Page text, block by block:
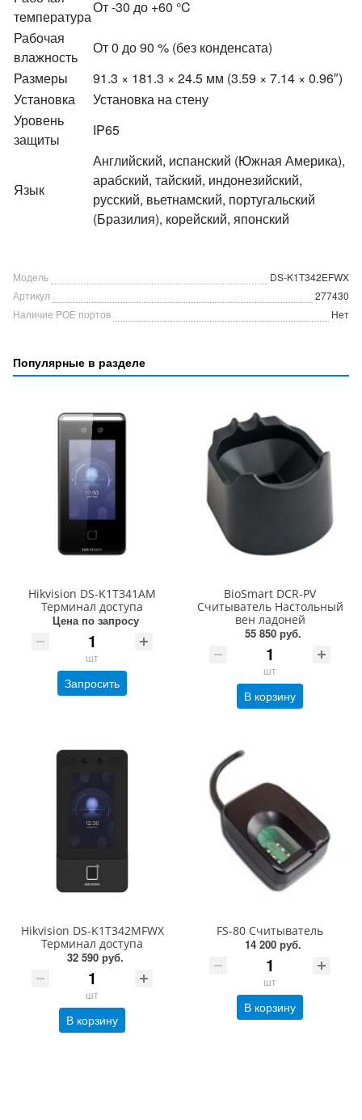
температура
От -30 до +60 °C
Рабочая
влажность
От 0 до 90 % (без конденсата)
Размеры
91.3 × 181.3 × 24.5 мм (3.59 × 7.14 × 0.96″)
Установка
Установка на стену
Уровень
защиты
IP65
Язык
Английский, испанский (Южная Америка),
арабский, тайский, индонезийский,
русский, вьетнамский, португальский
(Бразилия), корейский, японский
Модель
DS-K1T342EFWX
Артикул
277430
Наличие POE портов
Нет
Популярные в разделе
Hikvision DS-K1T341AM
Терминал доступа
Цена по запросу
шт
Запросить
BioSmart DCR-PV
Считыватель Настольный
вен ладоней
55 850 руб.
шт
В корзину
Hikvision DS-K1T342MFWX
Терминал доступа
32 590 руб.
шт
В корзину
FS-80 Считыватель
14 200 руб.
шт
В корзину